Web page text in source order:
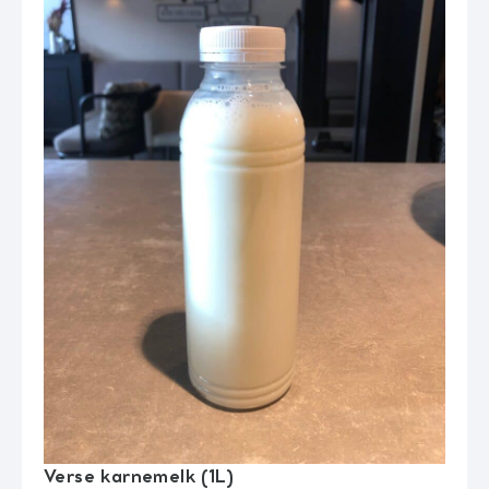
Verse karnemelk (1L)